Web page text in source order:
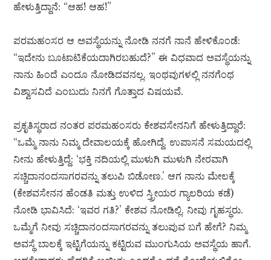
ಹೇಳುತ್ತಿದ್ದಾನೆ: “ಆಹ! ಆಹ!”
ಪರಮಹಂಸರ ಆ ಅವಸ್ಥೆಯನ್ನು ನೋಡಿ ನನಗೆ ನಾನೆ ಹೇಳಿಕೊಂಡೆ:
“ಇದೇನು ಬೂಟಾಟಿಕೆಯದಾಗಿರಬಹುದೆ?” ಈ ವಿಧವಾದ ಅವಸ್ಥೆಯನ್ನು
ನಾನು ಹಿಂದೆ ಎಂದೂ ನೋಡಿದವನಲ್ಲ. ಇಂಥವುಗಳಲ್ಲಿ ನನಗೆಂಥ
ವಿಶ್ವಾಸವಿದೆ ಎಂಬುದು ನಿನಗೆ ಗೊತ್ತಾದ ವಿಷಯವೆ.
ಪ್ರಕೃತಿಸ್ಥರಾದ ನಂತರ ಪರಮಹಂಸರು ಕೇಶವಸೇನನಿಗೆ ಹೇಳುತ್ತಿದ್ದಾರೆ:
“ಒಮ್ಮೆ ನಾನು ನಿಮ್ಮ ದೇವಾಲಯಕ್ಕೆ ಹೋಗಿದ್ದೆ. ಉಪಾಸನೆ ಸಮಯದಲ್ಲಿ
ನೀನು ಹೇಳುತ್ತಿದ್ದೆ: ‘ಭಕ್ತಿ ನದಿಯಲ್ಲಿ ಮುಳುಗಿ ಮುಳುಗಿ ನೇರವಾಗಿ
ಸಚ್ಚಿದಾನಂದಸಾಗರವನ್ನು ತಲುಪಿ ಬಿಡೋಣ.’ ಆಗ ನಾನು ಮೇಲಕ್ಕೆ
(ಕೇಶವಸೇನನ ಹೆಂಡತಿ ಮತ್ತು ಉಳಿದ ಸ್ತ್ರೀಯರ ಗ್ಯಾಲರಿಯ ಕಡೆ)
ನೋಡಿ ಭಾವಿಸಿದೆ: ‘ಇವರ ಗತಿ?’ ಕೇಶವ ನೋಡಿಲ್ಲಿ. ನೀವು ಗೃಹಸ್ಥರು.
ಒಮ್ಮೆಗೆ ನೀವು ಸಚ್ಚಿದಾನಂದಸಾಗರವನ್ನು ತಲುಪುವ ಬಗೆ ಹೇಗೆ? ನಿಮ್ಮ
ಅವಸ್ಥೆ ಬಾಲಕ್ಕೆ ಇಟ್ಟಿಗೆಯನ್ನು ಕಟ್ಟಿರುವ ಮುಂಗುಸಿಯ ಅವಸ್ಥೆಯ ಹಾಗೆ.